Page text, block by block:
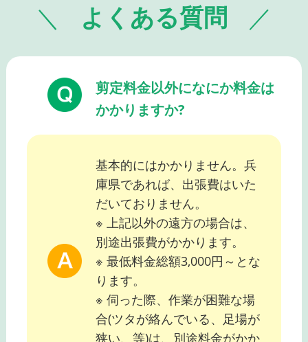
よくある質問
剪定料金以外になにか料金は
かかりますか?
基本的にはかかりません。兵
庫県であれば、出張費はいた
だいておりません。
※ 上記以外の遠方の場合は、
別途出張費がかかります。
※ 最低料金総額3,000円～とな
ります。
※ 伺った際、作業が困難な場
合(ツタが絡んでいる、足場が
狭い、等)は、別途料金がかか